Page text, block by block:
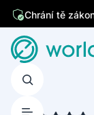
Jsme česká